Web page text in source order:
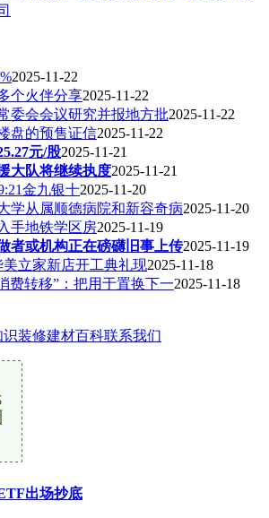
2025-11-22
个火伴分享2025-11-22
委会会议研究并报地方批2025-11-22
盘的预售证信2025-11-22
元/股2025-11-21
大队将继续执度2025-11-21
金九银十2025-11-20
学从属顺德病院和新容奇病2025-11-20
手地铁学区房2025-11-19
者或机构正在磅礴旧事上传2025-11-19
美立家新店开工典礼现2025-11-18
费转移”：把用于置换下一2025-11-18
识装修建材百科联系我们
出场抄底